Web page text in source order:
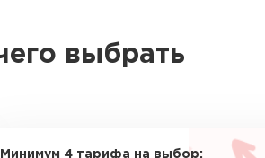
выбрать
Минимум 4 тарифа на выбор: